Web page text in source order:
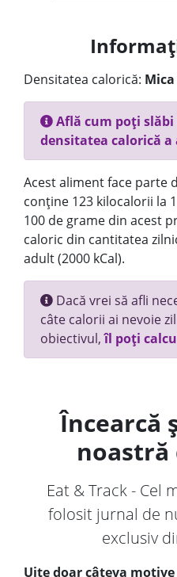
Densitatea calorică:
Află cum poți slăbi
densitatea calorică
Acest aliment face parte
conține 123 kilocalorii la
100 de grame din acest
caloric din cantitatea
adult (2000 kCal).
Dacă vrei să afli
câte calorii ai nevoie
obiectivul,îl poți
Încearcă
noastră
Eat & Track - Cel
folosit jurnal de
exclusiv
Uite doar câteva